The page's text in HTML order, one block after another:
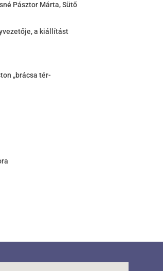
Pásztor Márta, Sütő
a kiállítást
„brácsa tér-